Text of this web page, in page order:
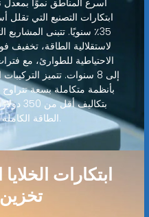
ابتكارات التصنيع التي
35٪ سنويًا. تتبنى
لاستقلالية الطاقة، تخفيف
إلى 8 سنوات. تتميز
الطاقة الكاملة للمشاريع الصناعية.
ابتكارات